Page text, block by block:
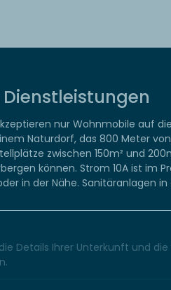
nur Wohnmobile auf
Naturdorf, das 800 Meter
zwischen 150m² und
können. Strom 10A ist im
in der Nähe. Sanitäranlagen in
Details Ihrer Unterkunft und